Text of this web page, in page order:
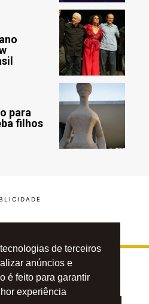
de terceiros
anúncios e
é feito para garantir
experiência
para
filhos